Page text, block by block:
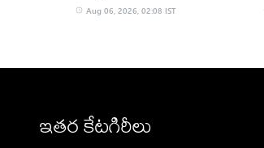
Aug 06, 2026, 02:08 IST
ఇతర కేటగిరీలు